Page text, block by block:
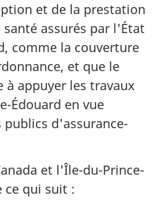
et de la prestation
assurés par l'État
comme la couverture
et que le
appuyer les travaux
Édouard en vue
d'assurance-
et l'Île-du-Prince-
ce qui suit :